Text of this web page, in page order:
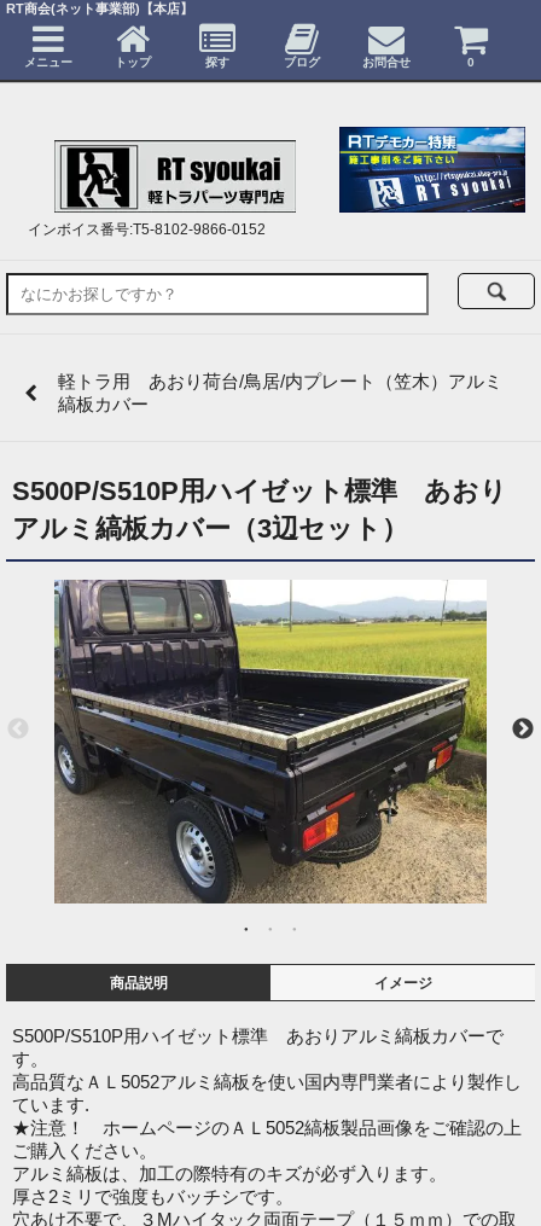
インボイス番号:T5-8102-9866-0152
軽トラ用 あおり荷台/鳥居/内プレート（笠木）アルミ
縞板カバー
S500P/S510P用ハイゼット標準 あおり
アルミ縞板カバー（3辺セット）
商品説明 イメージ
S500P/S510P用ハイゼット標準 あおりアルミ縞板カバーで
す。
高品質なＡＬ5052アルミ縞板を使い国内専門業者により製作し
ています.
★注意！ ホームページのＡＬ5052縞板製品画像をご確認の上
ご購入ください。
アルミ縞板は、加工の際特有のキズが必ず入ります。
厚さ2ミリで強度もバッチシです。
穴あけ不要で、３Mハイタック両面テープ（１５ｍｍ）での取
RT商会(ネット事業部)【本店】
メニュー トップ 探す ブログ お問合せ 0